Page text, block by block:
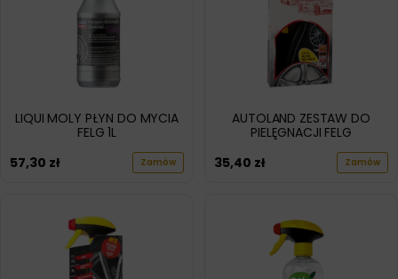
LIQUI MOLY PŁYN DO MYCIA
FELG 1L
57,30 zł Zamów
AUTOLAND ZESTAW DO
PIELĘGNACJI FELG
35,40 zł Zamów